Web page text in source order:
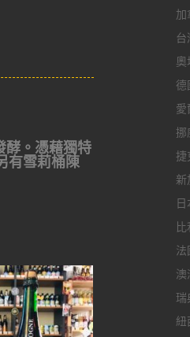
。憑藉獨特
有雪莉桶陳
加
台
奧
德
愛
挪
捷
新
日
法
澳
瑞
紐